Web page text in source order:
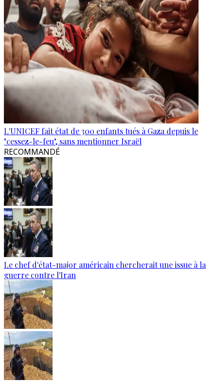
L'UNICEF fait état de 300 enfants tués à Gaza depuis le
"cessez-le-feu", sans mentionner Israël
RECOMMANDÉ
Le chef d'état-major américain chercherait une issue à la
guerre contre l'Iran